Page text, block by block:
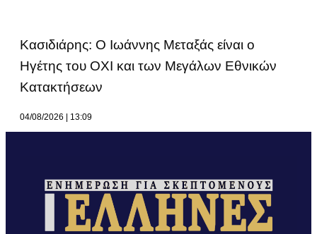
Κασιδιάρης: Ο Ιωάννης Μεταξάς είναι ο
Ηγέτης του ΟΧΙ και των Μεγάλων Εθνικών
Κατακτήσεων
04/08/2026 13:09